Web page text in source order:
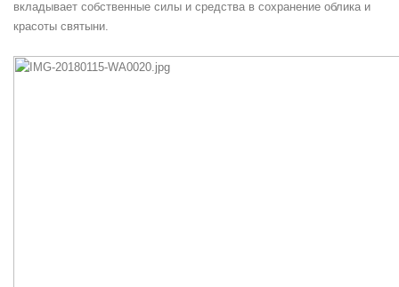
вкладывает собственные силы и средства в сохранение облика и
красоты святыни.